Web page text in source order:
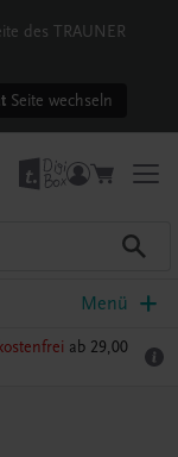
des TRAUNER
Seite wechseln
Menü
ab 29,00